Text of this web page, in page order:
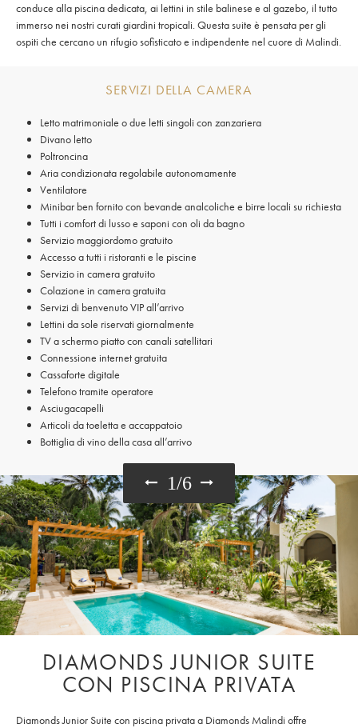
conduce alla piscina dedicata, ai lettini in stile balinese e al gazebo, il tutto
immerso nei nostri curati giardini tropicali. Questa suite è pensata per gli
ospiti che cercano un rifugio sofisticato e indipendente nel cuore di Malindi.
SERVIZI DELLA CAMERA
Letto matrimoniale o due letti singoli con zanzariera
Divano letto
Poltroncina
Aria condizionata regolabile autonomamente
Ventilatore
Minibar ben fornito con bevande analcoliche e birre locali su richiesta
Tutti i comfort di lusso e saponi con oli da bagno
Servizio maggiordomo gratuito
Accesso a tutti i ristoranti e le piscine
Servizio in camera gratuito
Colazione in camera gratuita
Servizi di benvenuto VIP all’arrivo
Lettini da sole riservati giornalmente
TV a schermo piatto con canali satellitari
Connessione internet gratuita
Cassaforte digitale
Telefono tramite operatore
Asciugacapelli
Articoli da toeletta e accappatoio
Bottiglia di vino della casa all’arrivo
1/6
DIAMONDS JUNIOR SUITE
CON PISCINA PRIVATA
Diamonds Junior Suite con piscina privata a Diamonds Malindi offre